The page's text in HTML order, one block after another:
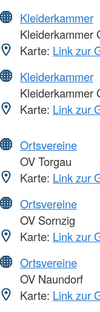
Kleiderkammer
Kleiderkammer
Karte: Link zur
Kleiderkammer
Kleiderkammer
Karte: Link zur
Ortsvereine
OV Torgau
Karte: Link zur
Ortsvereine
OV Sornzig
Karte: Link zur
Ortsvereine
OV Naundorf
Karte: Link zur